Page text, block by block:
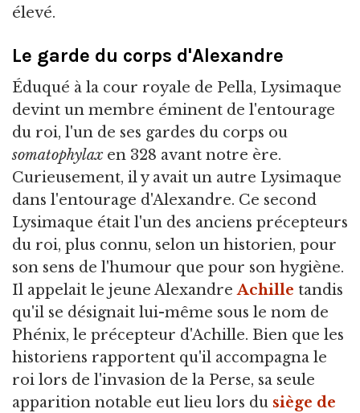
élevé.
Le garde du corps d'Alexandre
Éduqué à la cour royale de Pella, Lysimaque
devint un membre éminent de l'entourage
du roi, l'un de ses gardes du corps ou
somatophylaxen 328 avant notre ère.
Curieusement, il y avait un autre Lysimaque
dans l'entourage d'Alexandre. Ce second
Lysimaque était l'un des anciens précepteurs
du roi, plus connu, selon un historien, pour
son sens de l'humour que pour son hygiène.
Il appelait le jeune AlexandreAchille tandis
qu'il se désignait lui-même sous le nom de
Phénix, le précepteur d'Achille. Bien que les
historiens rapportent qu'il accompagna le
roi lors de l'invasion de la Perse, sa seule
apparition notable eut lieu lors du siège de